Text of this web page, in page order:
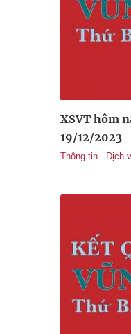
XSVT hôm
19/12/2023
Thông tin - Dịch